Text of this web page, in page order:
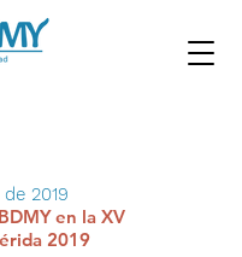
2019
en la XV
2019